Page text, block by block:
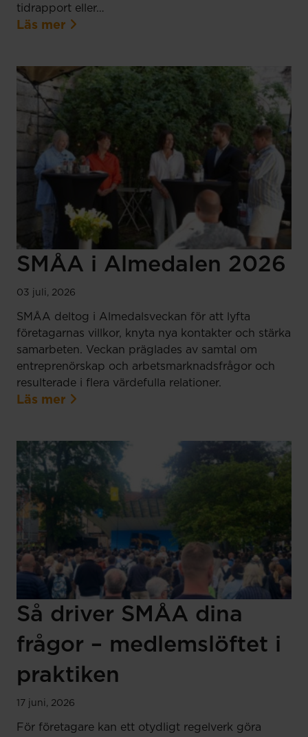
tidrapport eller…
Läs mer
SMÅA i Almedalen 2026
03 juli, 2026
SMÅA deltog i Almedalsveckan för att lyfta
företagarnas villkor, knyta nya kontakter och stärka
samarbeten. Veckan präglades av samtal om
entreprenörskap och arbetsmarknadsfrågor och
resulterade i flera värdefulla relationer.
Läs mer
Så driver SMÅA dina
frågor – medlemslöftet i
praktiken
17 juni, 2026
För företagare kan ett otydligt regelverk göra